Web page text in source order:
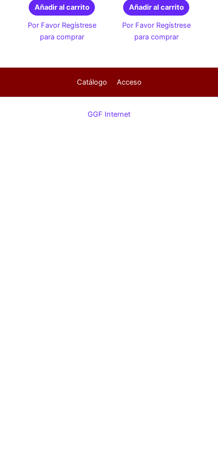
Añadir al carrito
Por Favor Regístrese
para comprar
Añadir al carrito
Por Favor Regístrese
para comprar
Catálogo Acceso
GGF Internet